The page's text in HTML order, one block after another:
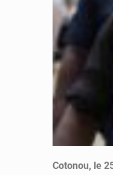
Cotonou, le